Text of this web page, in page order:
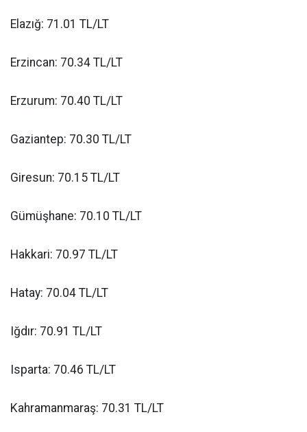
Elazığ: 71.01 TL/LT
Erzincan: 70.34 TL/LT
Erzurum: 70.40 TL/LT
Gaziantep: 70.30 TL/LT
Giresun: 70.15 TL/LT
Gümüşhane: 70.10 TL/LT
Hakkari: 70.97 TL/LT
Hatay: 70.04 TL/LT
Iğdır: 70.91 TL/LT
Isparta: 70.46 TL/LT
Kahramanmaraş: 70.31 TL/LT